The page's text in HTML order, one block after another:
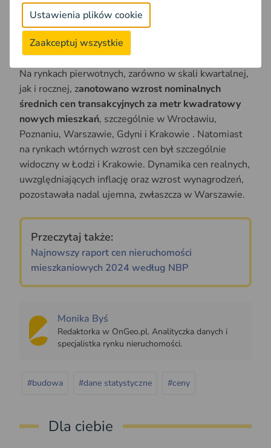
mieszkaniowe obywateli.Dostępność mieszkań na
rynku znacznie spada,a liczba mieszkań w budowie
jest niska. Deweloperzy nie nadążają z uzupełnianiem
oferty.
Na rynkach pierwotnych, zarówno w skali kwartalnej,
jak i rocznej, zanotowano wzrost nominalnych
średnich cen transakcyjnych za metr kwadratowy
nowych mieszkań, szczególnie w Wrocławiu,
Poznaniu, Warszawie, Gdyni i Krakowie . Natomiast
na rynkach wtórnych wzrost cen był szczególnie
widoczny w Łodzi i Krakowie. Dynamika cen realnych,
uwzględniających inflację oraz wzrost wynagrodzeń,
pozostawała nadal ujemna, zwłaszcza w Warszawie.
Przeczytaj także:
Najnowszy raport cen nieruchomości
mieszkaniowych 2024 według NBP
Monika Byś
Redaktorka w OnGeo.pl. Analityczka danych i
specjalistka rynku nieruchomości.
#budowa #dane statystyczne #ceny
Dla ciebie
Ustawienia plików cookie
Zaakceptuj wszystkie